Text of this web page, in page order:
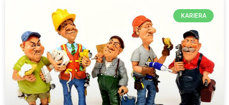
KARIERA